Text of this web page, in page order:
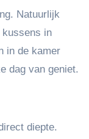
Natuurlijk
kussens in
in de kamer
dag van geniet.
diepte.